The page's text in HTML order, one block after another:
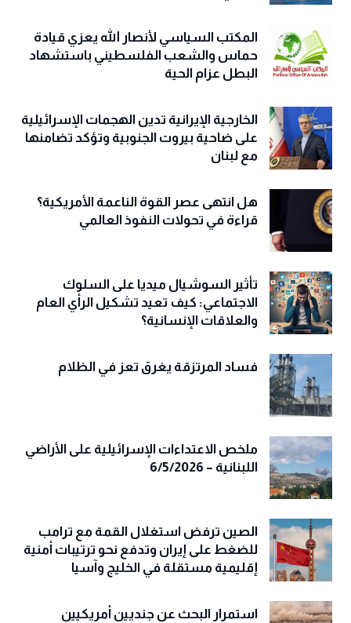
المكتب السياسي لأنصار الله يعزي قيادة
حماس والشعب الفلسطيني باستشهاد
البطل عزام الحية
الخارجية الإيرانية تدين الهجمات الإسرائيلية
على ضاحية بيروت الجنوبية وتؤكد تضامنها
مع لبنان
هل انتهى عصر القوة الناعمة الأمريكية؟
قراءة في تحولات النفوذ العالمي
تأثير السوشيال ميديا على السلوك
الاجتماعي: كيف تعيد تشكيل الرأي العام
والعلاقات الإنسانية؟
فساد المرتزقة يغرق تعز في الظلام
ملخص الاعتداءات الإسرائيلية على الأراضي
اللبنانية – 6/5/2026
الصين ترفض استغلال القمة مع ترامب
للضغط على إيران وتدفع نحو ترتيبات أمنية
إقليمية مستقلة في الخليج وآسيا
استمرار البحث عن جنديين أمريكيين